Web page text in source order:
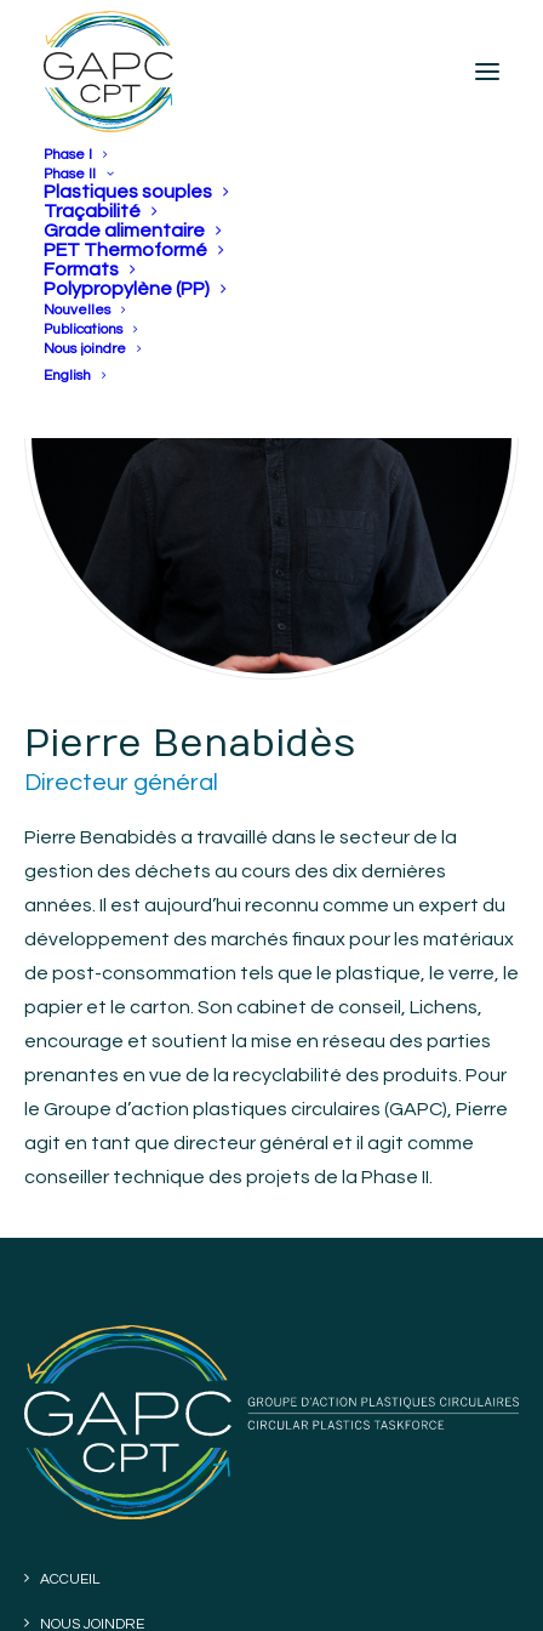
Phase I
Phase II
Plastiques souples
Traçabilité
Grade alimentaire
PET Thermoformé
Formats
Polypropylène (PP)
Nouvelles
Publications
Nous joindre
English
Pierre Benabidès
Directeur général
Pierre Benabidès a travaillé dans le secteur de la
gestion des déchets au cours des dix dernières
années. Il est aujourd’hui reconnu comme un expert du
développement des marchés finaux pour les matériaux
de post-consommation tels que le plastique, le verre, le
papier et le carton. Son cabinet de conseil, Lichens,
encourage et soutient la mise en réseau des parties
prenantes en vue de la recyclabilité des produits. Pour
le Groupe d’action plastiques circulaires (GAPC), Pierre
agit en tant que directeur général et il agit comme
conseiller technique des projets de la Phase II.
ACCUEIL
NOUS JOINDRE